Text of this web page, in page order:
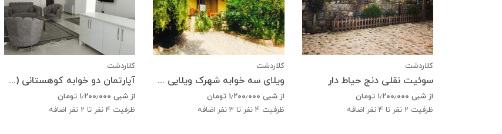
کلاردشت
سوئیت نقلی دنج حیاط دار
از شبی ۱٫۲۰۰٫۰۰۰ تومان
ظرفیت 2 نفر تا 4 نفر اضافه
کلاردشت
ویلای سه خوابه شهرک ویلایی صدری
از شبی ۱٫۲۰۰٫۰۰۰ تومان
ظرفیت 4 نفر تا 3 نفر اضافه
کلاردشت
آپارتمان دو خوابه کوهستانی (هتل آپارتمان آرامش)
از شبی ۱٫۲۰۰٫۰۰۰ تومان
ظرفیت 4نفر تا 2 نفر اضافه